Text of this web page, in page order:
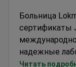
Больница
сертификаты
надежные
крови на
Читать